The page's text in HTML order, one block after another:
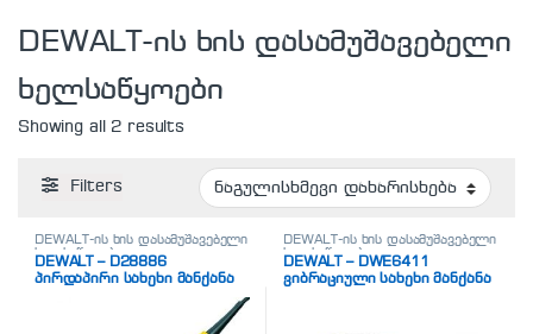
DEWALT-ის ხის დასამუშავებელი
ხელსაწყოები
Showing all 2 results
Filters
DEWALT-ის ხის დასამუშავებელი
ხელსაწყოები
DEWALT – D28886
პირდაპირი სახეხი მანქანა
DEWALT-ის ხის დასამუშავებელი
ხელსაწყოები
DEWALT – DWE6411
ვიბრაციული სახეხი მანქანა